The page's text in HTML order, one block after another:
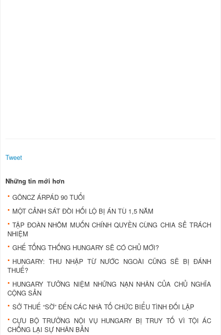
Tweet
Những tin mới hơn
GÖNCZ ÁRPÁD 90 TUỔI
MỘT CẢNH SÁT ÐÒI HỐI LỘ BỊ ÁN TÙ 1,5 NĂM
TẬP ÐOÀN NHÔM MUỐN CHÍNH QUYỀN CÙNG CHIA SẺ TRÁCH
NHIỆM
GHẾ TỔNG THỐNG HUNGARY SẼ CÓ CHỦ MỚI?
HUNGARY: THU NHẬP TỪ NƯỚC NGOÀI CŨNG SẼ BỊ ÐÁNH
THUẾ?
HUNGARY TƯỞNG NIỆM NHỮNG NẠN NHÂN CỦA CHỦ NGHĨA
CỘNG SẢN
SỞ THUẾ “SỜ” ÐẾN CÁC NHÀ TỔ CHỨC BIỂU TÌNH ÐỐI LẬP
CỰU BỘ TRƯỞNG NỘI VỤ HUNGARY BỊ TRUY TỐ VÌ TỘI ÁC
CHỐNG LẠI SỰ NHÂN BẢN